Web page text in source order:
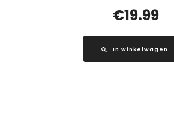
€19.99
In winkelwagen